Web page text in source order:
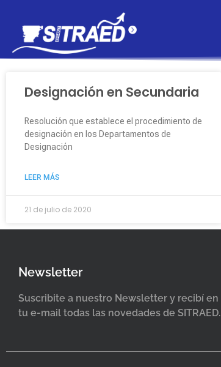
Designación en Secundaria
Resolución que establece el procedimiento de
designación en los Departamentos de
Designación
LEER MÁS
21 de julio de 2020
Newsletter
Suscribite a nuestro Newsletter y recibí en
tu e-mail todas las novedades de SITRAED.